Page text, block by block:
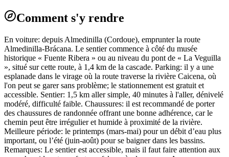
Comment s'y rendre
En voiture: depuis Almedinilla (Cordoue), emprunter la route
Almedinilla-Brácana. Le sentier commence à côté du musée
historique « Fuente Ribera » ou au niveau du pont de « La Veguilla
», situé sur cette route, à 1,4 km de la cascade. Parking: il y a une
esplanade dans le virage où la route traverse la rivière Caicena, où
l'on peut se garer sans problème; le stationnement est gratuit et
accessible. Sentier: 1,5 km aller simple, 40 minutes à l'aller, dénivelé
modéré, difficulté faible. Chaussures: il est recommandé de porter
des chaussures de randonnée offrant une bonne adhérence, car le
chemin peut être irrégulier et humide à proximité de la rivière.
Meilleure période: le printemps (mars-mai) pour un débit d’eau plus
important, ou l’été (juin-août) pour se baigner dans les bassins.
Remarques: Le sentier est accessible, mais il faut faire attention aux